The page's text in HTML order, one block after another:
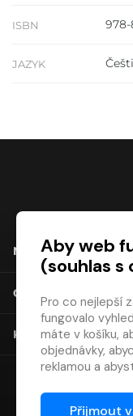
ISBN 978-
JAZYK
NÁKUP
O SPOLEČNOSTI
KONTAKT
Aby web
(souhlas s
Pro co nejlepší
fungovalo
máte v košíku,
objednávky,
reklamou a
Proto od vás
Přijmout